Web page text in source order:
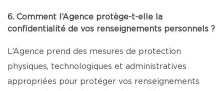
6. Comment l’Agence protège-t-elle la
confidentialité de vos renseignements personnels ?
L’Agence prend des mesures de protection
physiques, technologiques et administratives
appropriées pour protéger vos renseignements